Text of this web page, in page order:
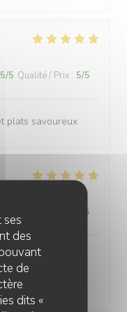
ses
des
de
dits «
5/5 Qualité / Prix : 5/5
plats savoureux
/5
est au top La
fortement